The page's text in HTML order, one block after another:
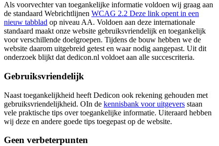
Als voorvechter van toegankelijke informatie voldoen wij graag aan
de standaard Webrichtlijnen WCAG 2.2 Deze link opent in een
nieuw tabblad op niveau AA. Voldoen aan deze internationale
standaard maakt onze website gebruiksvriendelijk en toegankelijk
voor verschillende doelgroepen. Tijdens de bouw hebben we de
website daarom uitgebreid getest en waar nodig aangepast. Uit dit
onderzoek blijkt dat dedicon.nl voldoet aan alle succescriteria.
Gebruiksvriendelijk
Naast toegankelijkheid heeft Dedicon ook rekening gehouden met
gebruiksvriendelijkheid. OIn de kennisbank voor uitgevers staan
vele praktische tips over toegankelijke informatie. Uiteraard hebben
wij deze en andere goede tips toegepast op de website.
Geen verbeterpunten